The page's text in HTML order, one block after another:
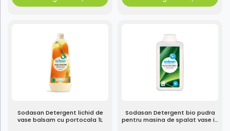
Sodasan Detergent lichid de
vase balsam cu portocala 1L
Sodasan Detergent bio pudra
pentru masina de spalat vase in